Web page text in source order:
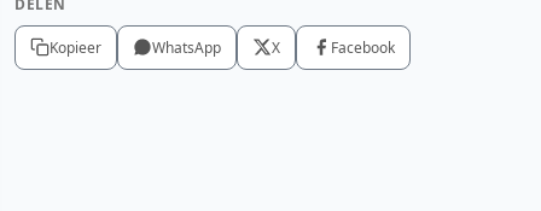
Kopieer WhatsApp X Facebook